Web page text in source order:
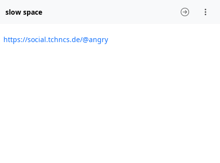
slow space
https://social.tchncs.de/@angry